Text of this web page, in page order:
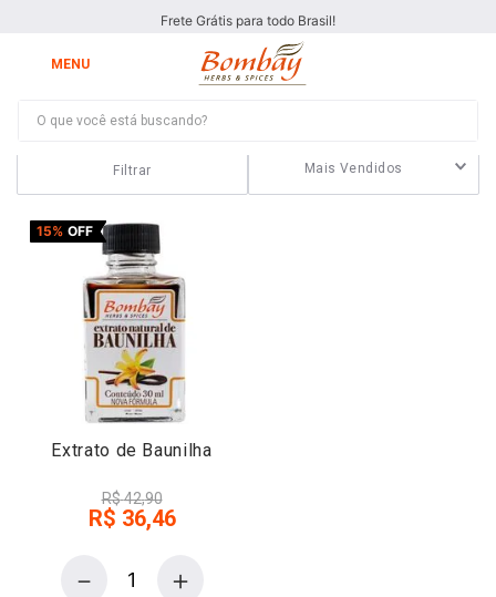
Frete Grátis para todo Brasil!
Extrato De Baunilha
Filtrar Mais Vendidos
15% OFF
Extrato de Baunilha
R$42,90
R$ 36,46
＋
－